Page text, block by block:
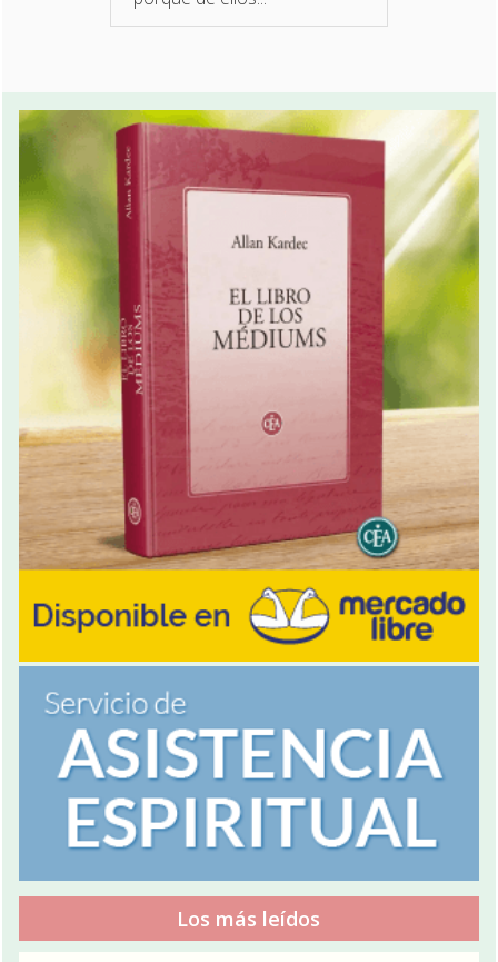
Los más leídos